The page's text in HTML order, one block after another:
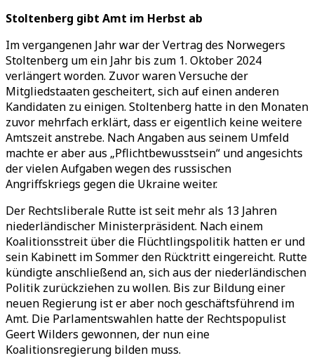
Stoltenberg gibt Amt im Herbst ab
Im vergangenen Jahr war der Vertrag des Norwegers
Stoltenberg um ein Jahr bis zum 1. Oktober 2024
verlängert worden. Zuvor waren Versuche der
Mitgliedstaaten gescheitert, sich auf einen anderen
Kandidaten zu einigen. Stoltenberg hatte in den Monaten
zuvor mehrfach erklärt, dass er eigentlich keine weitere
Amtszeit anstrebe. Nach Angaben aus seinem Umfeld
machte er aber aus „Pflichtbewusstsein“ und angesichts
der vielen Aufgaben wegen des russischen
Angriffskriegs gegen die Ukraine weiter.
Der Rechtsliberale Rutte ist seit mehr als 13 Jahren
niederländischer Ministerpräsident. Nach einem
Koalitionsstreit über die Flüchtlingspolitik hatten er und
sein Kabinett im Sommer den Rücktritt eingereicht. Rutte
kündigte anschließend an, sich aus der niederländischen
Politik zurückziehen zu wollen. Bis zur Bildung einer
neuen Regierung ist er aber noch geschäftsführend im
Amt. Die Parlamentswahlen hatte der Rechtspopulist
Geert Wilders gewonnen, der nun eine
Koalitionsregierung bilden muss.